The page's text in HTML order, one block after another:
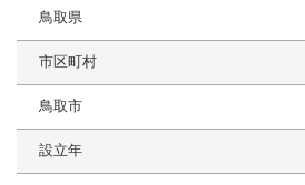
鳥取県
市区町村
鳥取市
設立年